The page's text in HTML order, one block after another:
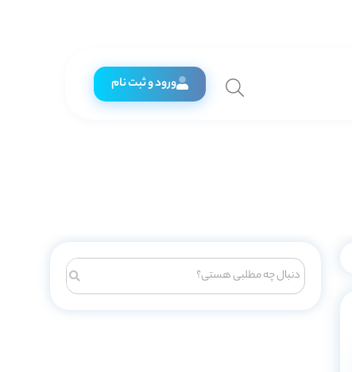
ورود و ثبت نام